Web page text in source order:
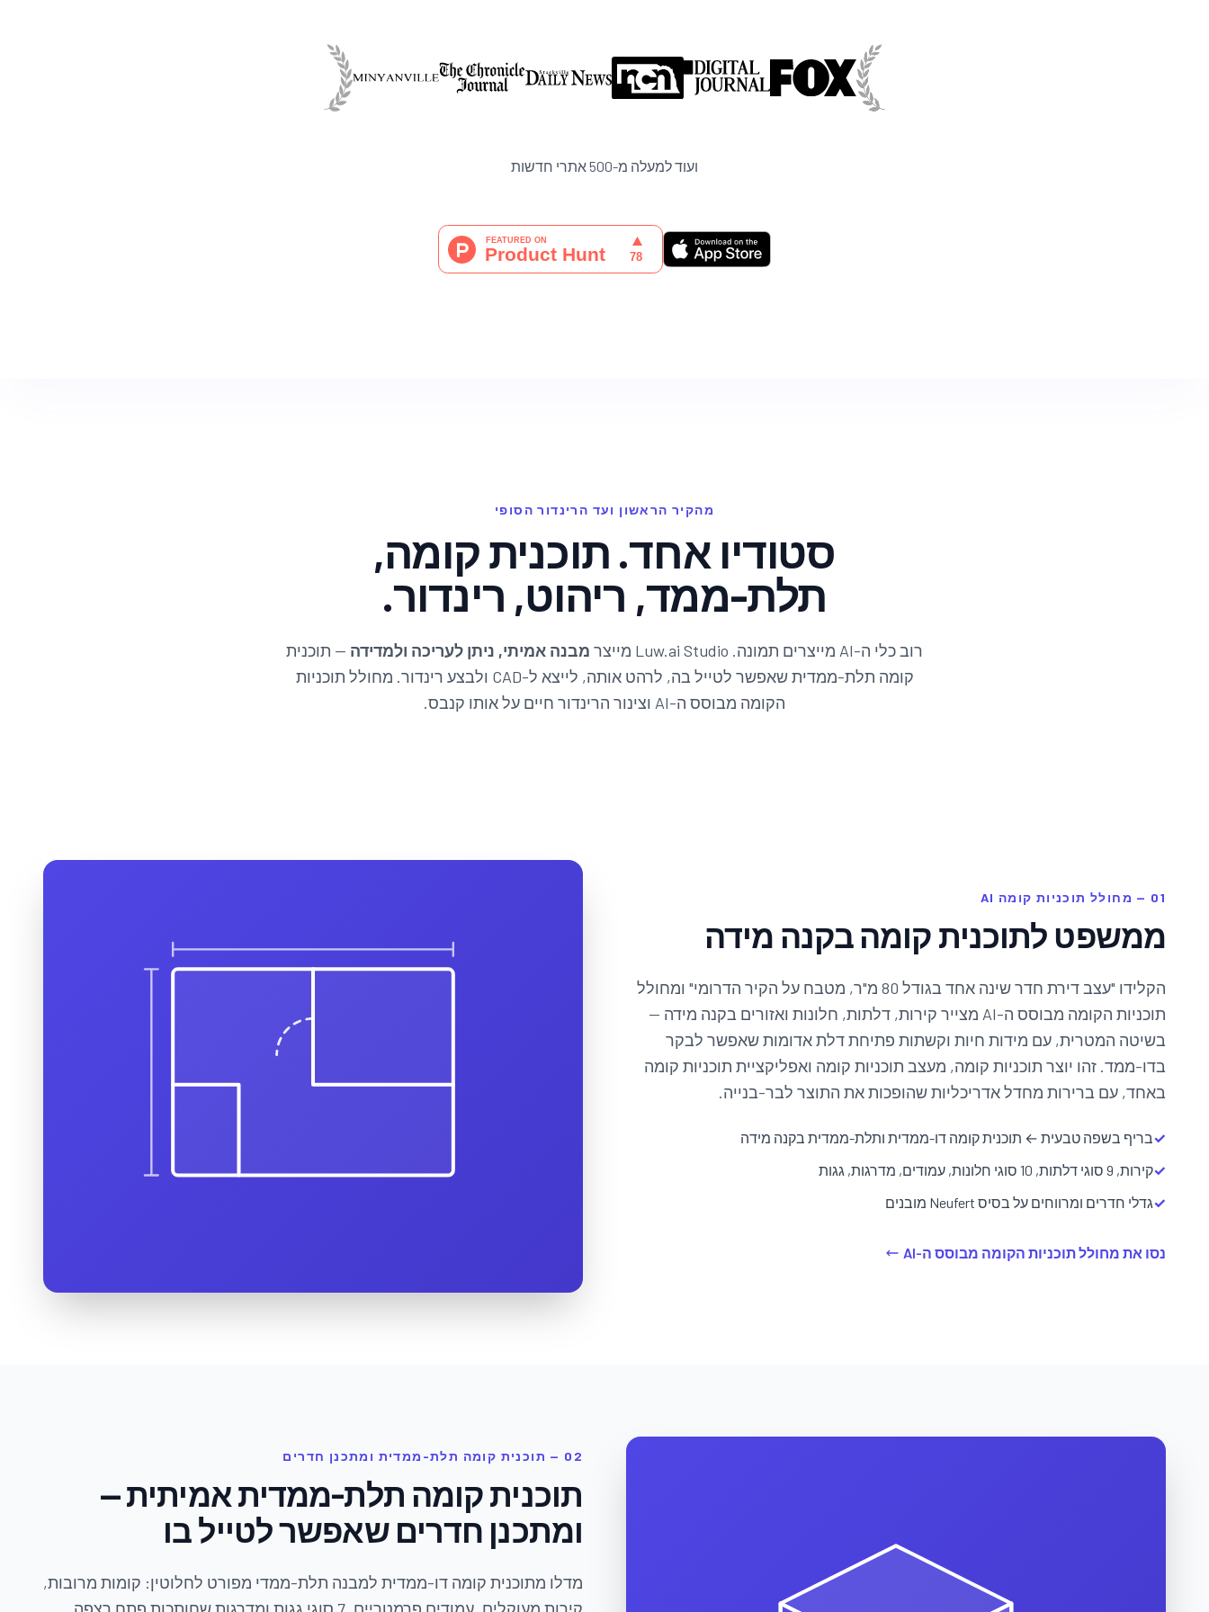
ועוד למעלה מ-500 אתרי חדשות
מהקיר הראשון ועד הרינדור הסופי
סטודיו אחד. תוכנית קומה,
תלת-ממד, ריהוט, רינדור.
רוב כלי ה-AI מייצרים תמונה. Luw.ai Studio מייצר מבנה אמיתי, ניתן לעריכה ולמדידה — תוכנית
קומה תלת-ממדית שאפשר לטייל בה, לרהט אותה, לייצא ל-CAD ולבצע רינדור. מחולל תוכניות
הקומה מבוסס ה-AI וצינור הרינדור חיים על אותו קנבס.
01 — מחולל תוכניות קומה AI
ממשפט לתוכנית קומה בקנה מידה
הקלידו "עצב דירת חדר שינה אחד בגודל 80 מ"ר, מטבח על הקיר הדרומי" ומחולל
תוכניות הקומה מבוסס ה-AI מצייר קירות, דלתות, חלונות ואזורים בקנה מידה —
בשיטה המטרית, עם מידות חיות וקשתות פתיחת דלת אדומות שאפשר לבקר
בדו-ממד. זהו יוצר תוכניות קומה, מעצב תוכניות קומה ואפליקציית תוכניות קומה
באחד, עם ברירות מחדל אדריכליות שהופכות את התוצר לבר-בנייה.
✓בריף בשפה טבעית ← תוכנית קומה דו-ממדית ותלת-ממדית בקנה מידה
✓קירות, 9 סוגי דלתות, 10 סוגי חלונות, עמודים, מדרגות, גגות
✓גדלי חדרים ומרווחים על בסיס Neufert מובנים
נסו את מחולל תוכניות הקומה מבוסס ה-AI
02 — תוכנית קומה תלת-ממדית ומתכנן חדרים
תוכנית קומה תלת-ממדית אמיתית —
ומתכנן חדרים שאפשר לטייל בו
מדלו מתוכנית קומה דו-ממדית למבנה תלת-ממדי מפורט לחלוטין: קומות מרובות,